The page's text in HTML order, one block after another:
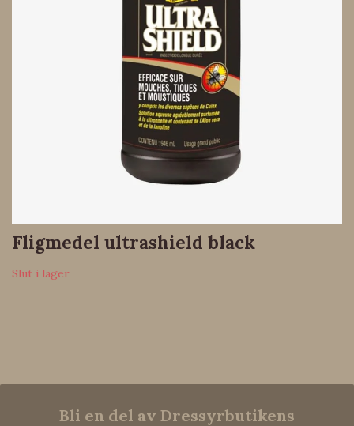
Fligmedel ultrashield black
Slut i lager
Bli en del av Dressyrbutikens